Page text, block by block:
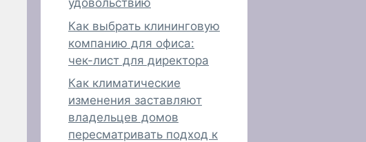
удовольствию
Как выбрать клининговую
компанию для офиса:
чек-лист для директора
Как климатические
изменения заставляют
владельцев домов
пересматривать подход к